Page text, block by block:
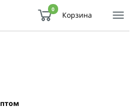
0
Корзина